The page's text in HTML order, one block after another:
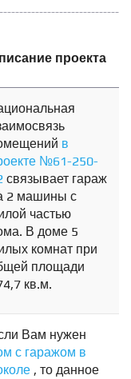
проекта
в
№61-250-
связывает гараж
2 машины с
частью
В доме 5
комнат при
площади
кв.м.
Вам нужен
с гаражом в
, то данное